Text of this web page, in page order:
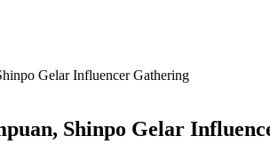
Gelar Influencer Gathering
Shinpo Gelar